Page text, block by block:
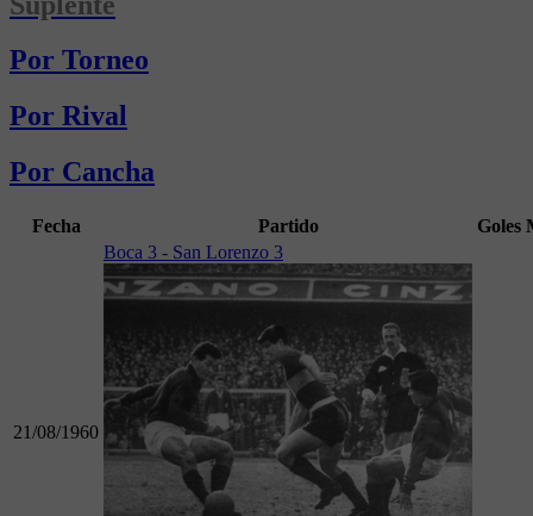
Por Torneo
Por Rival
Por Cancha
Fecha Partido Goles
21/08/1960
Boca 3 - San Lorenzo 3